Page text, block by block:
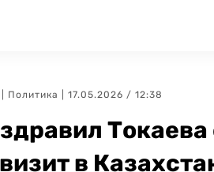
Политика | 17.05.2026 / 12:38
в